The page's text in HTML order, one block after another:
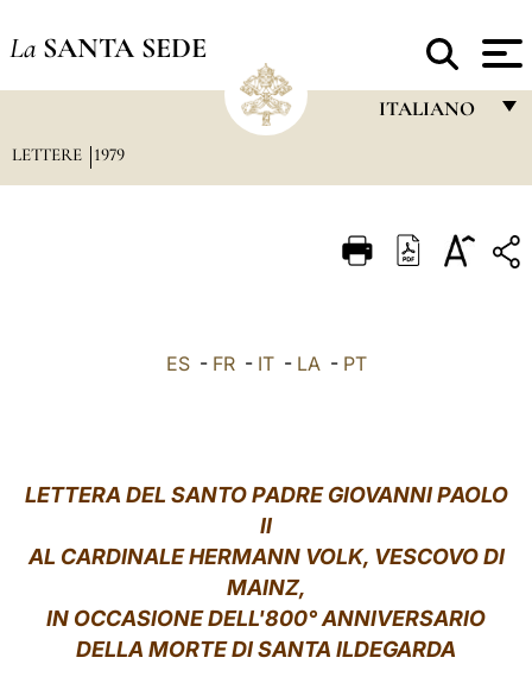
La SANTA SEDE
ITALIANO
ITALIANO
LATINE
LETTERE 1979
ES- FR- IT- LA- PT
LETTERA DEL SANTO PADRE GIOVANNI PAOLO
II
AL CARDINALE HERMANN VOLK, VESCOVO DI
MAINZ,
IN OCCASIONE DELL'800° ANNIVERSARIO
DELLA MORTE DI SANTA ILDEGARDA